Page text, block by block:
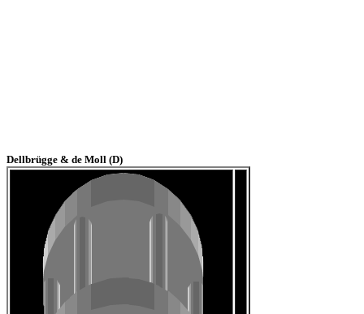
Dellbrügge & de Moll (D)